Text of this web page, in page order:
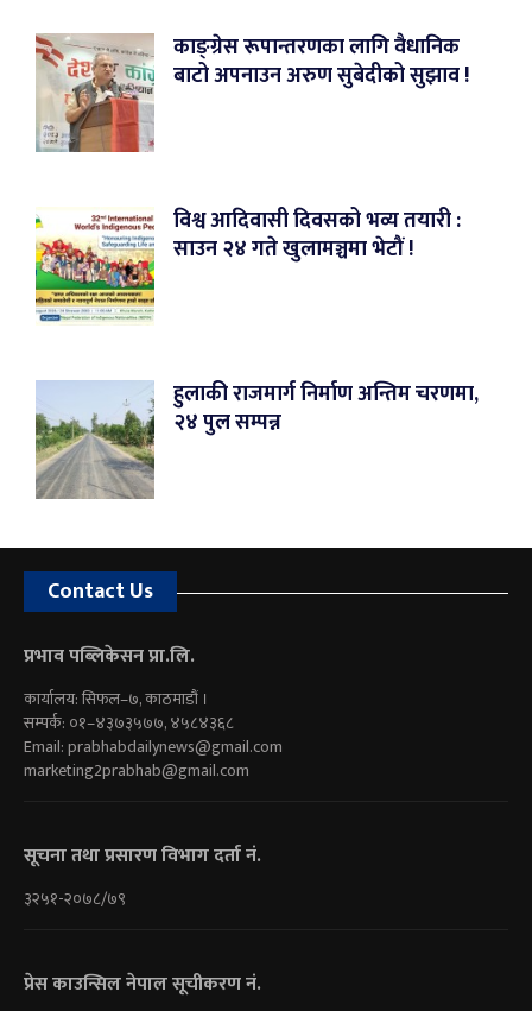
काङ्ग्रेस रूपान्तरणका लागि वैधानिक
बाटो अपनाउन अरुण सुबेदीको सुझाव !
विश्व आदिवासी दिवसको भव्य तयारी :
साउन २४ गते खुलामञ्चमा भेटौं !
हुलाकी राजमार्ग निर्माण अन्तिम चरणमा,
२४ पुल सम्पन्न
Contact Us
प्रभाव पब्लिकेसन प्रा.लि.
कार्यालय: सिफल–७, काठमाडौं ।
सम्पर्क: ०१–४३७३५७७, ४५८४३६८
Email:prabhabdailynews@gmail.com
marketing2prabhab@gmail.com
सूचना तथा प्रसारण विभाग दर्ता नं.
३२५१-२०७८/७९
प्रेस काउन्सिल नेपाल सूचीकरण नं.